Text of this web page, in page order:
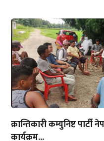
क्रान्तिकारी कम्युनिष्ट
कार्यक्रम...